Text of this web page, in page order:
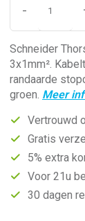
-
Schneider
3x1mm².
randaarde
groen. Meer
Vertrouwd
Gratis
5% extra
Voor 21u
30 dagen